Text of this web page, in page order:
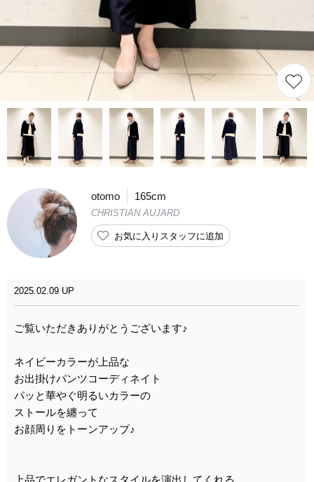
otomo 165cm
CHRISTIAN AUJARD
お気に入りスタッフに追加
2025.02.09 UP
ご覧いただきありがとうございます♪
ネイビーカラーが上品な
お出掛けパンツコーディネイト
パッと華やぐ明るいカラーの
ストールを纏って
お顔周りをトーンアップ♪
上品でエレガントなスタイルを演出してくれる